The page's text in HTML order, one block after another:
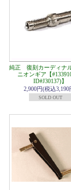
純正 復刻カーディナ
ニオンギア【
ID#J30137)】
2,900円(税込3,190
SOLD OUT